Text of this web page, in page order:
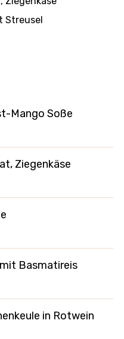
Streusel
Mango Soße
Ziegenkäse
Basmatireis
in Rotwein